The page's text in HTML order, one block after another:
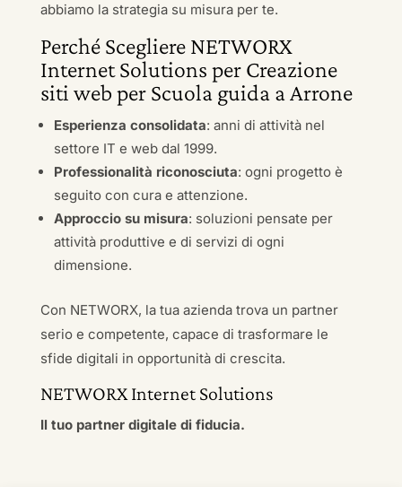
abbiamo la strategia su misura per te.
Perché Scegliere NETWORX
Internet Solutions per Creazione
siti web per Scuola guida a Arrone
Esperienza consolidata: anni di attività nel
settore IT e web dal 1999.
Professionalità riconosciuta: ogni progetto è
seguito con cura e attenzione.
Approccio su misura: soluzioni pensate per
attività produttive e di servizi di ogni
dimensione.
Con NETWORX, la tua azienda trova un partner
serio e competente, capace di trasformare le
sfide digitali in opportunità di crescita.
NETWORX Internet Solutions
Il tuo partner digitale di fiducia.